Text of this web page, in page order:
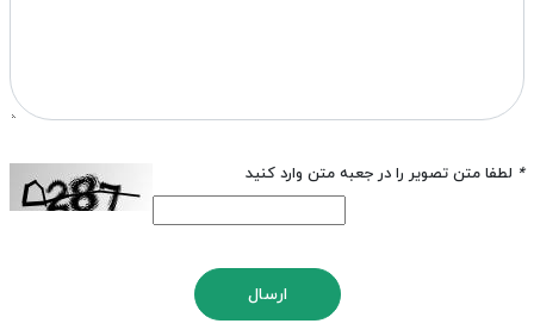
* لطفا متن تصویر را در جعبه متن وارد کنید
ارسال